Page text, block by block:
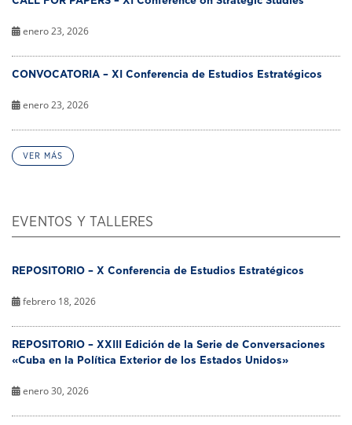
enero 23, 2026
CONVOCATORIA – XI Conferencia de Estudios Estratégicos
enero 23, 2026
VER MÁS
EVENTOS Y TALLERES
REPOSITORIO – X Conferencia de Estudios Estratégicos
febrero 18, 2026
REPOSITORIO – XXIII Edición de la Serie de Conversaciones
«Cuba en la Política Exterior de los Estados Unidos»
enero 30, 2026